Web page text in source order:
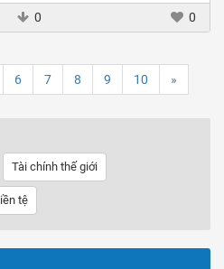
0 0
6 7 8 9 10 »
Tài chính thế giới
tệ